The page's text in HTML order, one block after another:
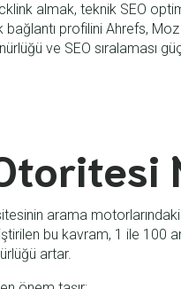
almak, teknik SEO
bağlantı profilini Ahrefs,
ve SEO sıralaması
arama
bu kavram, 1 ile 100
artar.